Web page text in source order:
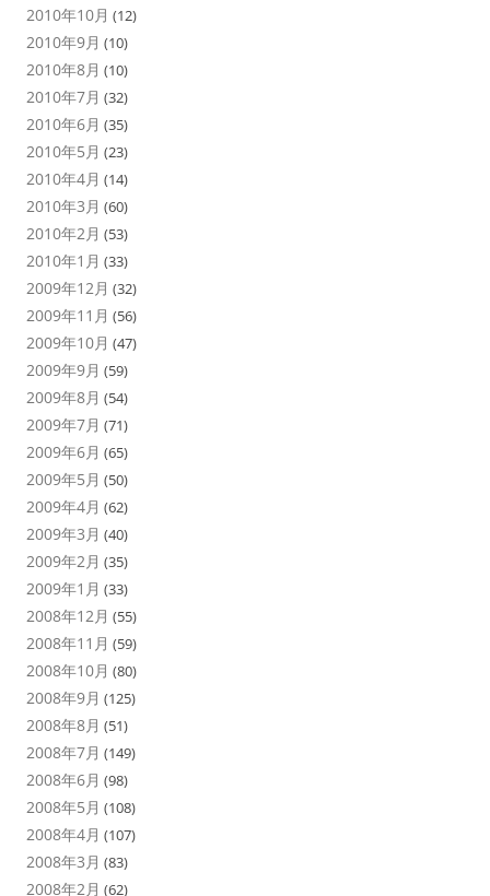
2010年10月 (12)
2010年9月 (10)
2010年8月 (10)
2010年7月 (32)
2010年6月 (35)
2010年5月 (23)
2010年4月 (14)
2010年3月 (60)
2010年2月 (53)
2010年1月 (33)
2009年12月 (32)
2009年11月 (56)
2009年10月 (47)
2009年9月 (59)
2009年8月 (54)
2009年7月 (71)
2009年6月 (65)
2009年5月 (50)
2009年4月 (62)
2009年3月 (40)
2009年2月 (35)
2009年1月 (33)
2008年12月 (55)
2008年11月 (59)
2008年10月 (80)
2008年9月 (125)
2008年8月 (51)
2008年7月 (149)
2008年6月 (98)
2008年5月 (108)
2008年4月 (107)
2008年3月 (83)
2008年2月 (62)